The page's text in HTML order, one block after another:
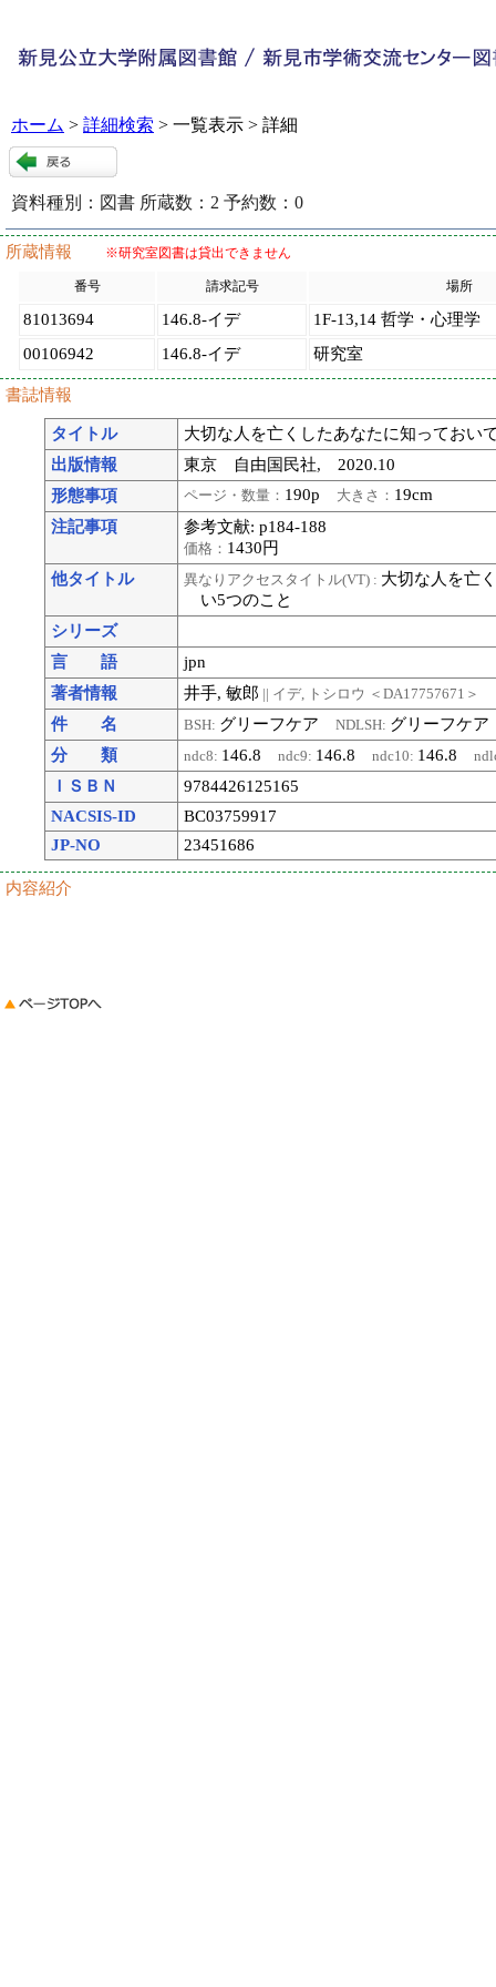
ホーム > 詳細検索 > 一覧表示 > 詳細
資料種別： 図書 所蔵数： 2 予約数： 0
所蔵情報 ※研究室図書は貸出できません
番号 請求記号 場所
81013694 146.8-イデ
1F-13,14 哲学・心理学
00106942
146.8-イデ 研究室
書誌情報
タイトル
大切な人を亡くしたあなたに知っておい
出版情報
東京 自由国民社, 2020.10
形態事項
ページ・数量： 190p 大きさ： 19cm
注記事項
参考文献: p184-188
価格： 1430円
他タイトル
異なりアクセスタイトル(VT) : 大切な人を亡
い5つのこと
シリーズ
言 語
jpn
著者情報
井手, 敏郎 || イデ, トシロウ ＜DA17757671＞
件 名 BSH: グリーフケアNDLSH: グリーフケア
分 類
ndc8: 146.8ndc9: 146.8ndc10: 146.8
ＩＳＢＮ
9784426125165
NACSIS-ID
BC03759917
JP-NO
23451686
内容紹介